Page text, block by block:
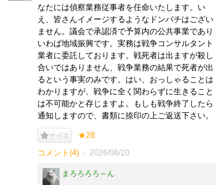
なたには偵察業務従事者を任命いたします。い
え、皆さんイメージするようなドンパチはござい
ません。議会で承認済で予算内の公共事業であり
いわば地域振興です。実務は戦争コンサルタント
業者に委託しております。戦死者は出ますが殺し
合いではありません、戦争業務の結果で死者が出
るという事実のみです。はい、おっしゃることは
わかりますが、戦争に全く関わらずに生きること
は不可能かと存じますよ。もしも戦争終了したら
通知しますので、書類に捺印の上ご返送下さい。
ナイス ★28
コメント(4) 2026/06/10
まろろろろ～ん